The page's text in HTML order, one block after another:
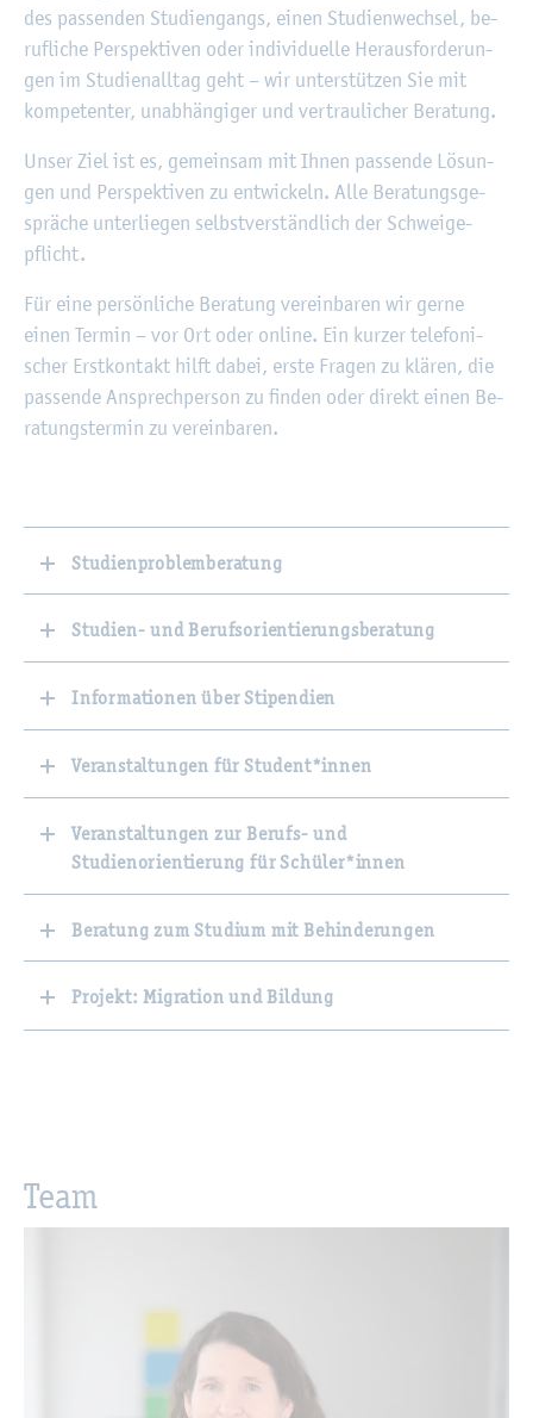
des pas­sen­den Stu­di­en­gangs, einen Stu­di­en­wech­sel, be­
ruf­li­che Per­spek­ti­ven oder in­di­vi­du­el­le Her­aus­for­de­run­
gen im Stu­di­en­all­tag geht – wir un­ter­stüt­zen Sie mit
kom­pe­ten­ter, un­ab­hän­gi­ger und ver­trau­li­cher Be­ra­tung.
Unser Ziel ist es, ge­mein­sam mit Ihnen pas­sen­de Lö­sun­
gen und Per­spek­ti­ven zu ent­wi­ckeln. Alle Be­ra­tungs­ge­
sprä­che un­ter­lie­gen selbst­ver­ständ­lich der Schwei­ge­
pflicht.
Für eine per­sön­li­che Be­ra­tung ver­ein­ba­ren wir gerne
einen Ter­min – vor Ort oder on­line. Ein kur­zer te­le­fo­ni­
scher Erst­kon­takt hilft dabei, erste Fra­gen zu klä­ren, die
pas­sen­de An­sprech­per­son zu fin­den oder di­rekt einen Be­
ra­tungs­ter­min zu ver­ein­ba­ren.
Studienproblemberatung
Studien- und Berufsorientierungsberatung
Informationen über Stipendien
Veranstaltungen für Student*innen
Veranstaltungen zur Berufs- und
Studienorientierung für Schüler*innen
Beratung zum Studium mit Behinderungen
Projekt: Migration und Bildung
Team